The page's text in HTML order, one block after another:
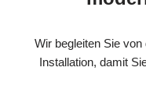
Wir begleiten Sie
Installation, damit